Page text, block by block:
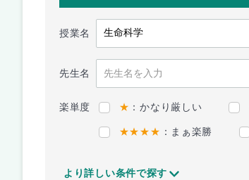
授業名
先生名
楽単度 ★ ：かなり厳しい
★★★★ ：まぁ楽勝
より詳しい条件で探す